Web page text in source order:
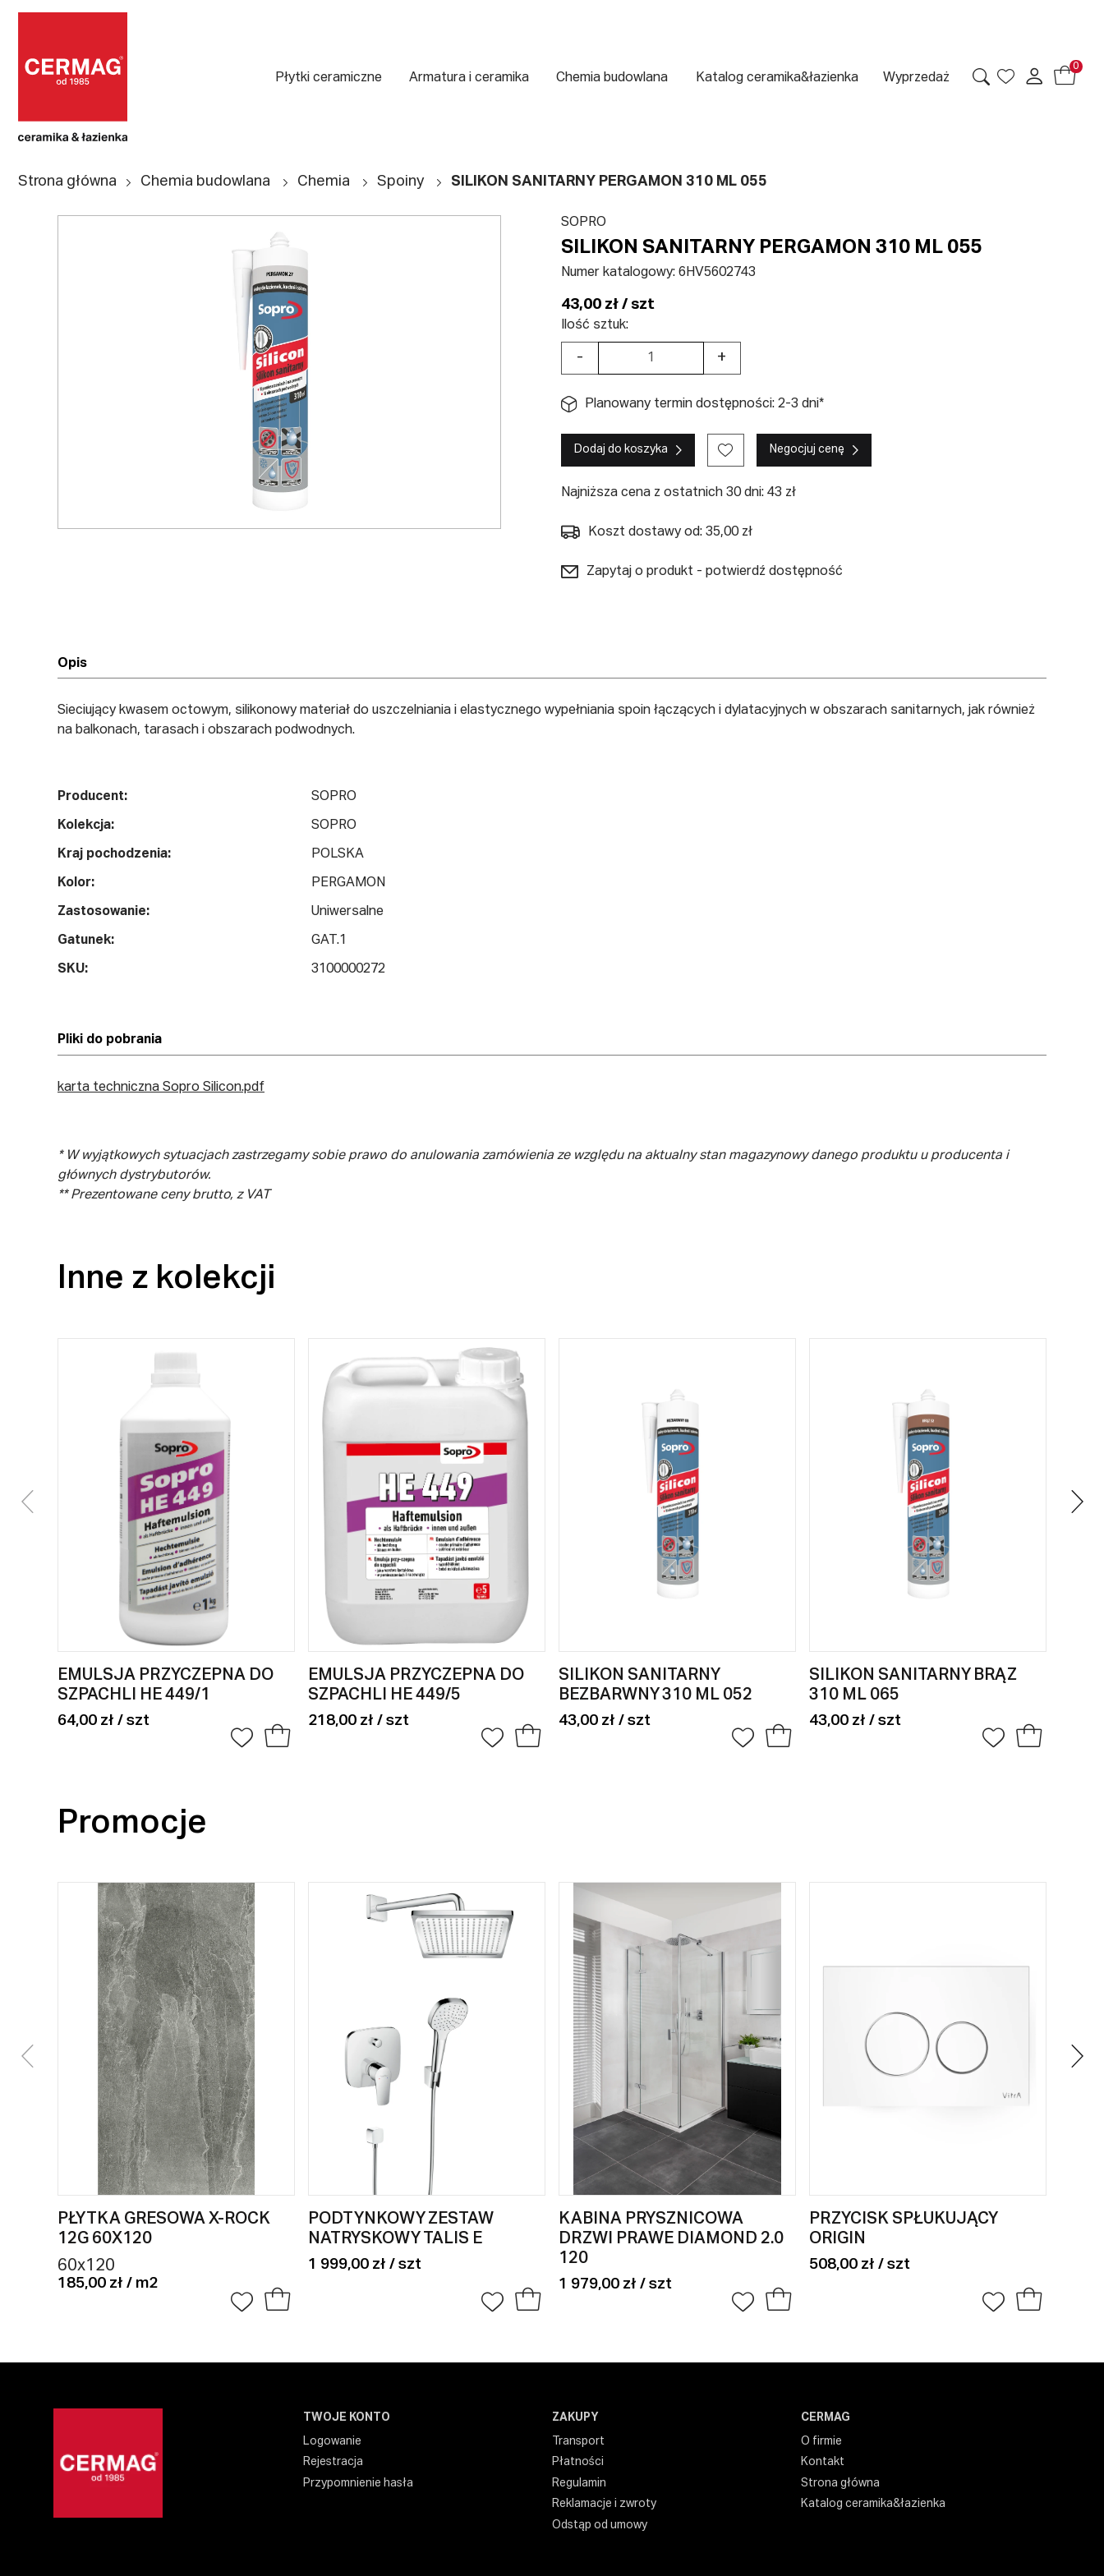
Płytki ceramiczne Armatura i ceramika Chemia budowlana Katalog ceramika&łazienka Wyprzedaż
0
Strona główna Chemia budowlana Chemia Spoiny SILIKON SANITARNY PERGAMON 310 ML 055
SOPRO
SILIKON SANITARNY PERGAMON 310 ML 055
Numer katalogowy:6HV5602743
43,00 zł / szt
Ilość sztuk:
- +
Planowany termin dostępności: 2-3 dni*
Dodaj do koszyka Negocjuj cenę
Najniższa cena z ostatnich 30 dni: 43 zł
Koszt dostawy od: 35,00 zł
Zapytaj o produkt - potwierdź dostępność
Opis
Sieciujący kwasem octowym, silikonowy materiał do uszczelniania i elastycznego wypełniania spoin łączących i dylatacyjnych w obszarach sanitarnych, jak również
na balkonach, tarasach i obszarach podwodnych.
Producent: SOPRO
Kolekcja: SOPRO
Kraj pochodzenia: POLSKA
Kolor: PERGAMON
Zastosowanie: Uniwersalne
Gatunek: GAT.1
SKU: 3100000272
Pliki do pobrania
karta techniczna Sopro Silicon.pdf
* W wyjątkowych sytuacjach zastrzegamy sobie prawo do anulowania zamówienia ze względu na aktualny stan magazynowy danego produktu u producenta i
głównych dystrybutorów.
** Prezentowane ceny brutto, z VAT
Inne z kolekcji
EMULSJA PRZYCZEPNA DO
SZPACHLI HE 449/1
64,00 zł / szt
EMULSJA PRZYCZEPNA DO
SZPACHLI HE 449/5
218,00 zł / szt
SILIKON SANITARNY
BEZBARWNY 310 ML 052
43,00 zł / szt
SILIKON SANITARNY BRĄZ
310 ML 065
43,00 zł / szt
Promocje
PŁYTKA GRESOWA X-ROCK
12G 60X120
60x120
185,00 zł / m2
PODTYNKOWY ZESTAW
NATRYSKOWY TALIS E
1 999,00 zł / szt
KABINA PRYSZNICOWA
DRZWI PRAWE DIAMOND 2.0
120
1 979,00 zł / szt
PRZYCISK SPŁUKUJĄCY
ORIGIN
508,00 zł / szt
TWOJE KONTO
Logowanie
Rejestracja
Przypomnienie hasła
ZAKUPY
Transport
Płatności
Regulamin
Reklamacje i zwroty
Odstąp od umowy
CERMAG
O firmie
Kontakt
Strona główna
Katalog ceramika&łazienka